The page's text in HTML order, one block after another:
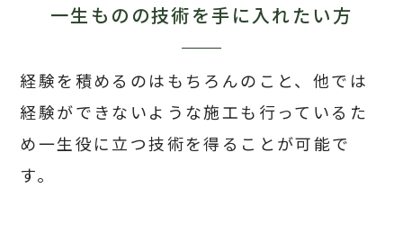
一生ものの技術を手に入れたい方
経験を積めるのはもちろんのこと、 他では
経験ができないような施工も 行っているた
め一生役に立つ技術を得ることが可能で
す。